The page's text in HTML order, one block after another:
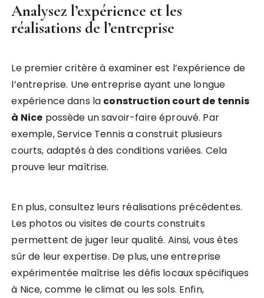
Analysez l’expérience et les
réalisations de l’entreprise
Le premier critère à examiner est l’expérience de
l’entreprise. Une entreprise ayant une longue
expérience dans la construction court de tennis
à Nice possède un savoir-faire éprouvé. Par
exemple, Service Tennis a construit plusieurs
courts, adaptés à des conditions variées. Cela
prouve leur maîtrise.
En plus, consultez leurs réalisations précédentes.
Les photos ou visites de courts construits
permettent de juger leur qualité. Ainsi, vous êtes
sûr de leur expertise. De plus, une entreprise
expérimentée maîtrise les défis locaux spécifiques
à Nice, comme le climat ou les sols. Enfin,